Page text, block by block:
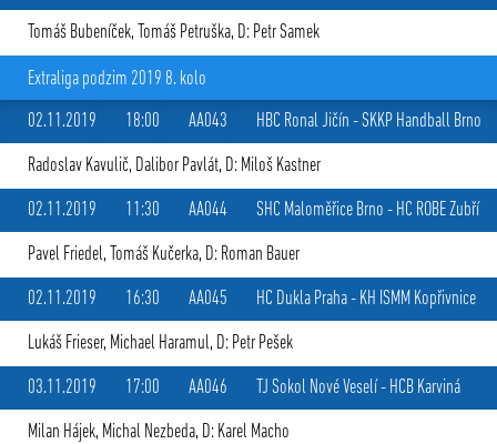
Tomáš Bubeníček, Tomáš Petruška, D: Petr Samek
Extraliga podzim 2019 8. kolo
02.11.2019
18:00 AA043 HBC Ronal Jičín -SKKP Handball Brno
Radoslav Kavulič, Dalibor Pavlát, D: Miloš Kastner
02.11.2019 11:30 AA044 SHC Maloměřice Brno - HC ROBE Zubří
Pavel Friedel, Tomáš Kučerka, D: Roman Bauer
02.11.2019 16:30 AA045 HC Dukla Praha- KH ISMM Kopřivnice
Lukáš Frieser, Michael Haramul, D: Petr Pešek
03.11.2019 17:00 AA046 TJ Sokol Nové Veselí- HCB Karviná
Milan Hájek, Michal Nezbeda, D: Karel Macho